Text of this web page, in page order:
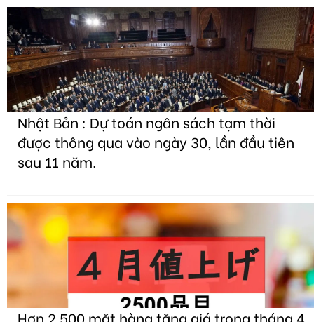
Nhật Bản : Dự toán ngân sách tạm thời
được thông qua vào ngày 30, lần đầu tiên
sau 11 năm.
Hơn 2.500 mặt hàng tăng giá trong tháng 4,